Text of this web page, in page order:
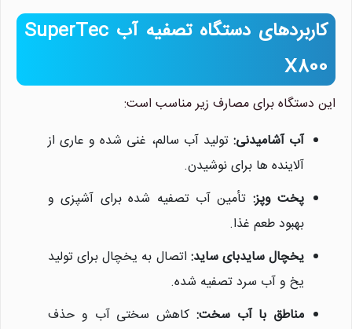
کاربردهای دستگاه تصفیه آب SuperTec
X800
این دستگاه برای مصارف زیر مناسب است:
آب آشامیدنی: تولید آب سالم، غنی شده و عاری از
آلاینده ها برای نوشیدن.
پخت وپز: تأمین آب تصفیه شده برای آشپزی و
بهبود طعم غذا.
یخچال سایدبای ساید: اتصال به یخچال برای تولید
یخ و آب سرد تصفیه شده.
مناطق با آب سخت: کاهش سختی آب و حذف
نیلان واتر
معمولا در لحظه پاسخگوی شما
هستیم.